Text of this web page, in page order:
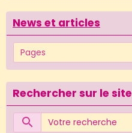
News et articles
Rechercher sur le site